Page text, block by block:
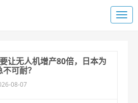
让无人机增产80倍，日本为
可耐？
08-07